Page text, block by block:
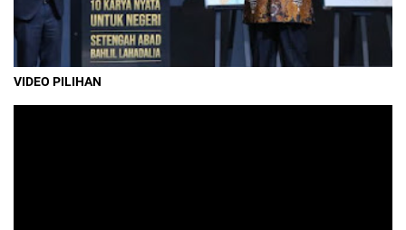
VIDEO PILIHAN